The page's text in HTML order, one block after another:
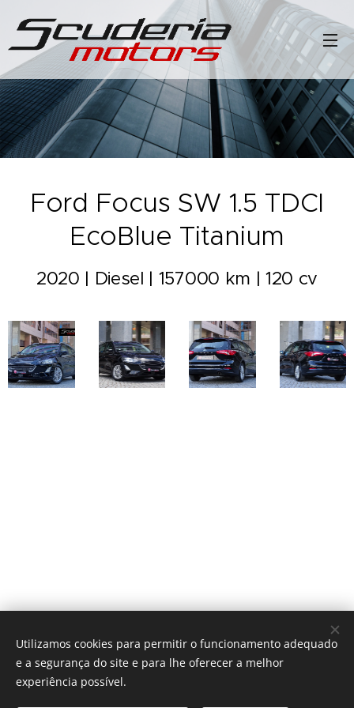
Ford Focus SW 1.5 TDCI
EcoBlue Titanium
2020 | Diesel | 157000 km | 120 cv
Alameda António Sérgio 69, Loja2, Centro Comercial Torre das
Utilizamos cookies para permitir o funcionamento adequado
e a segurança do site e para lhe oferecer a melhor
experiência possível.